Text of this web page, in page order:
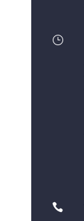
}
